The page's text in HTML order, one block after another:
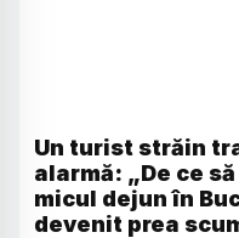
Un turist străin
alarmă: „De ce
micul dejun în
devenit prea